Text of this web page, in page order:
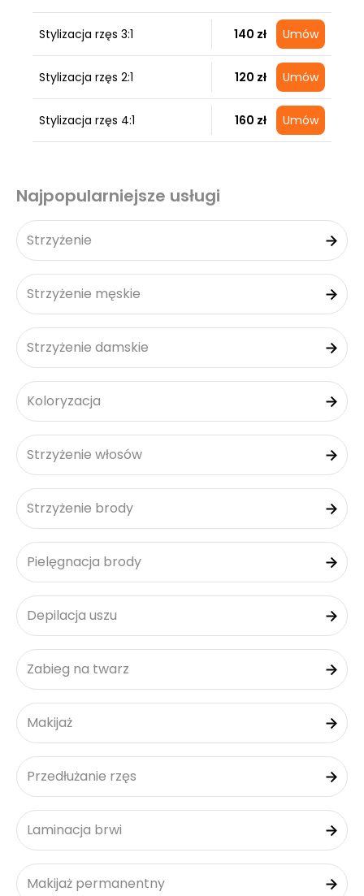
Stylizacja rzęs 3:1 140 zł Umów
Stylizacja rzęs 2:1 120 zł Umów
Stylizacja rzęs 4:1 160 zł Umów
Najpopularniejsze usługi
Strzyżenie
Strzyżenie męskie
Strzyżenie damskie
Koloryzacja
Strzyżenie włosów
Strzyżenie brody
Pielęgnacja brody
Depilacja uszu
Zabieg na twarz
Makijaż
Przedłużanie rzęs
Laminacja brwi
Makijaż permanentny